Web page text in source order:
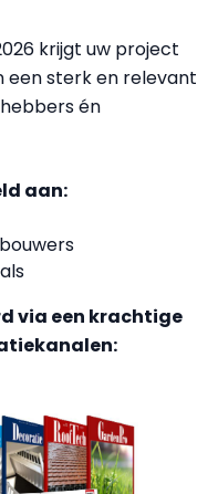
krijgt uw project
een sterk en relevant
én
aan:
via een krachtige